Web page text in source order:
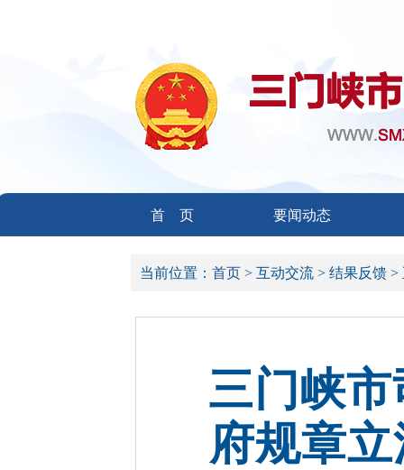
首 页 要闻动态
当前位置： 首页 > 互动交流 > 结果反馈 >
三门峡
府规章